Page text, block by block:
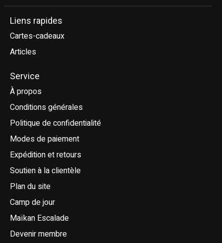
Liens rapides
Cartes-cadeaux
Articles
Service
À propos
Conditions générales
Politique de confidentialité
Modes de paiement
Expédition et retours
Soutien à la clientèle
Plan du site
Camp de jour
Maïkan Escalade
Devenir membre